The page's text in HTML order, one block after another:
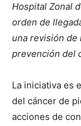
Hospital Zonal
orden de
una revisión de
prevención del
La iniciativa es
del cáncer de
acciones de